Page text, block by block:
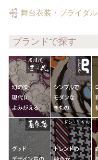
舞台衣装・ブライダル
ブランドで探す